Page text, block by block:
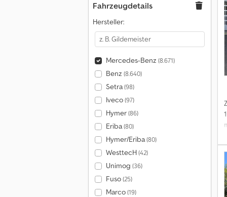
Fahrzeugdetails
Hersteller:
Mercedes-Benz (8.671)
Benz (8.640)
Setra(98)
Iveco(97)
Hymer(86)
Eriba(80)
Hymer/Eriba(80)
WesttecH(42)
Unimog (36)
Fuso(25)
Marco(19)